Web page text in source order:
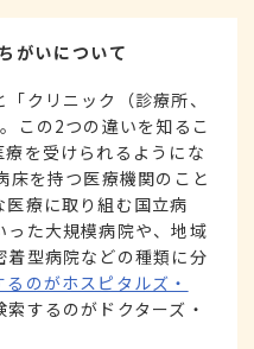
がいについて
クリニック（診療所、
この2つの違いを知るこ
を受けられるようにな
床を持つ医療機関のこと
療に取り組む国立病
った大規模病院や、地域
着型病院などの種類に分
るのがホスピタルズ・
するのがドクターズ・